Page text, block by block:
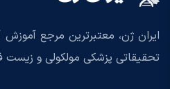
ایران ژن، معتبرترین مرجع
تحقیقاتی پزشکی مولکولی و زیست